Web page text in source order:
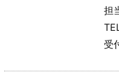
担
受